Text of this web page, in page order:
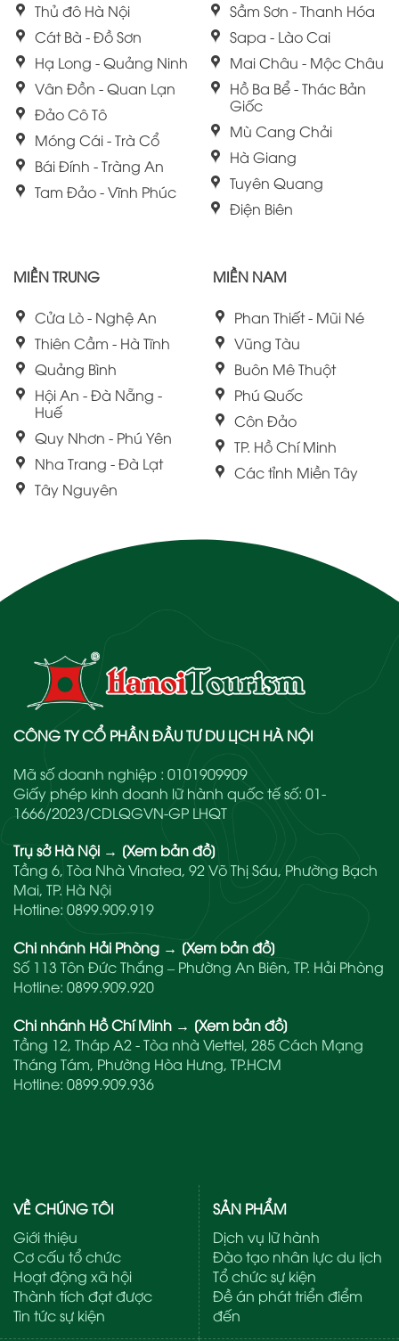
Thủ đô Hà Nội
Cát Bà - Đồ Sơn
Hạ Long - Quảng Ninh
Vân Đồn - Quan Lạn
Đảo Cô Tô
Móng Cái - Trà Cổ
Bái Đính - Tràng An
Tam Đảo - Vĩnh Phúc
Sầm Sơn - Thanh Hóa
Sapa - Lào Cai
Mai Châu - Mộc Châu
Hồ Ba Bể - Thác Bản
Giốc
Mù Cang Chải
Hà Giang
Tuyên Quang
Điện Biên
MIỀN TRUNG
Cửa Lò - Nghệ An
Thiên Cầm - Hà Tĩnh
Quảng Bình
Hội An - Đà Nẵng -
Huế
Quy Nhơn - Phú Yên
Nha Trang - Đà Lạt
Tây Nguyên
MIỀN NAM
Phan Thiết - Mũi Né
Vũng Tàu
Buôn Mê Thuột
Phú Quốc
Côn Đảo
TP. Hồ Chí Minh
Các tỉnh Miền Tây
CÔNG TY CỔ PHẦN ĐẦU TƯ DU LỊCH HÀ NỘI
Mã số doanh nghiệp : 0101909909
Giấy phép kinh doanh lữ hành quốc tế số: 01-
1666/2023/CDLQGVN-GP LHQT
Trụ sở Hà Nội → [Xem bản đồ]
Tầng 6, Tòa Nhà Vinatea, 92 Võ Thị Sáu, Phường Bạch
Mai, TP. Hà Nội
Hotline: 0899.909.919
Chi nhánh Hải Phòng → [Xem bản đồ]
Số 113 Tôn Đức Thắng – Phường An Biên, TP. Hải Phòng
Hotline: 0899.909.920
Chi nhánh Hồ Chí Minh → [Xem bản đồ]
Tầng 12, Tháp A2 - Tòa nhà Viettel, 285 Cách Mạng
Tháng Tám, Phường Hòa Hưng, TP.HCM
Hotline: 0899.909.936
VỀ CHÚNG TÔI
Giới thiệu
Cơ cấu tổ chức
Hoạt động xã hội
Thành tích đạt được
Tin tức sự kiện
SẢN PHẨM
Dịch vụ lữ hành
Đào tạo nhân lực du lịch
Tổ chức sự kiện
Đề án phát triển điểm
đến